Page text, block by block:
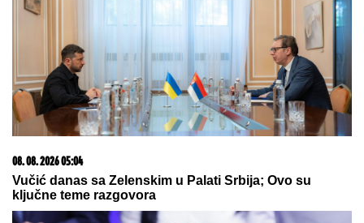
08. 08. 2026 05:04
Vučić danas sa Zelenskim u Palati Srbija; Ovo su
ključne teme razgovora